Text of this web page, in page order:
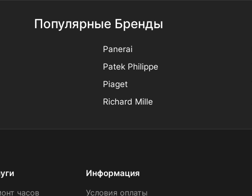
Популярные Бренды
Panerai
Patek Philippe
Piaget
Richard Mille
часов
Информация
Условия оплаты